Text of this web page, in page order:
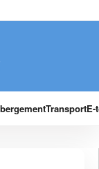
Transport